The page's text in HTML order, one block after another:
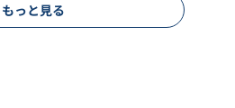
もっと見る